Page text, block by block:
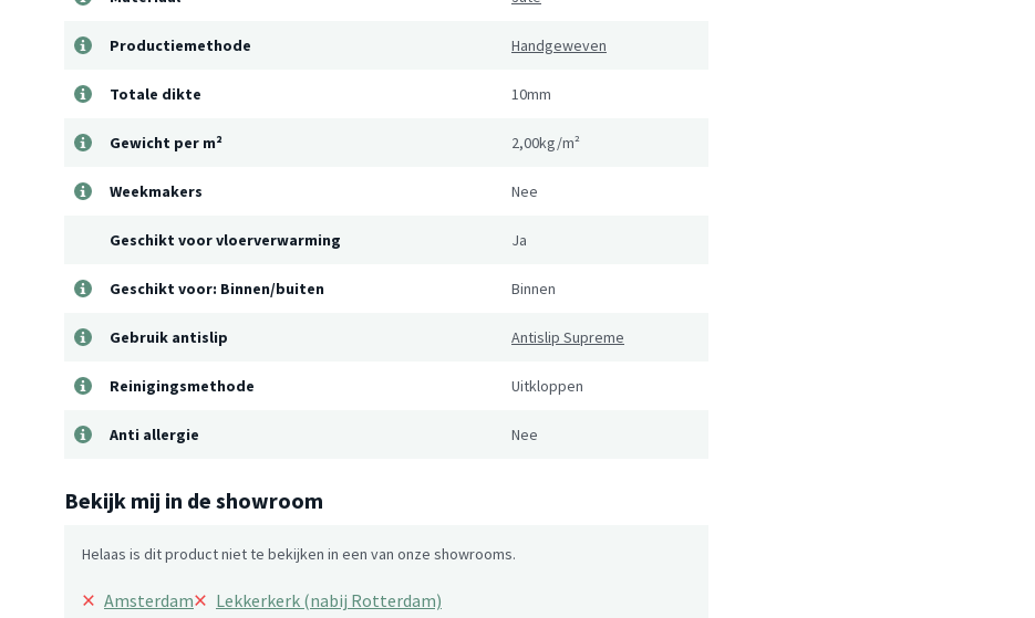
Productiemethode Handgeweven
Totale dikte 10mm
Gewicht per m² 2,00kg/m²
Weekmakers Nee
Geschikt voor vloerverwarming Ja
Geschikt voor: Binnen/buiten Binnen
Gebruik antislip Antislip Supreme
Reinigingsmethode Uitkloppen
Anti allergie Nee
Bekijk mij in de showroom
Helaas is dit product niet te bekijken in een van onze showrooms.
× Amsterdam× Lekkerkerk (nabij Rotterdam)